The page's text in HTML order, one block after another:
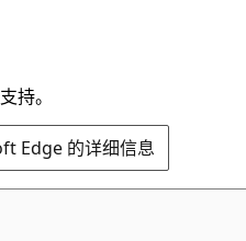
持。
Edge 的详细信息